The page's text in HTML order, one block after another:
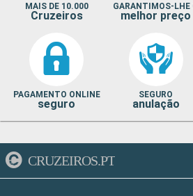
MAIS DE 10.000
Cruzeiros
GARANTIMOS-LHE
melhor preço
PAGAMENTO ONLINE
seguro
SEGURO
anulação
CRUZEIROS.PT